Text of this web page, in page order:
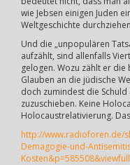
wie Jebsen einigen Juden
Weltgeschichte
Und die „unpopulären
aufzählt, sind allenfalls
gelogen. Wozu zählt er die
Glauben an die jüdische
doch zumindest die
zuzuschieben. Keine
Holocaustrelativierung.
http://www.radioforen.de/
Demagogie-und-